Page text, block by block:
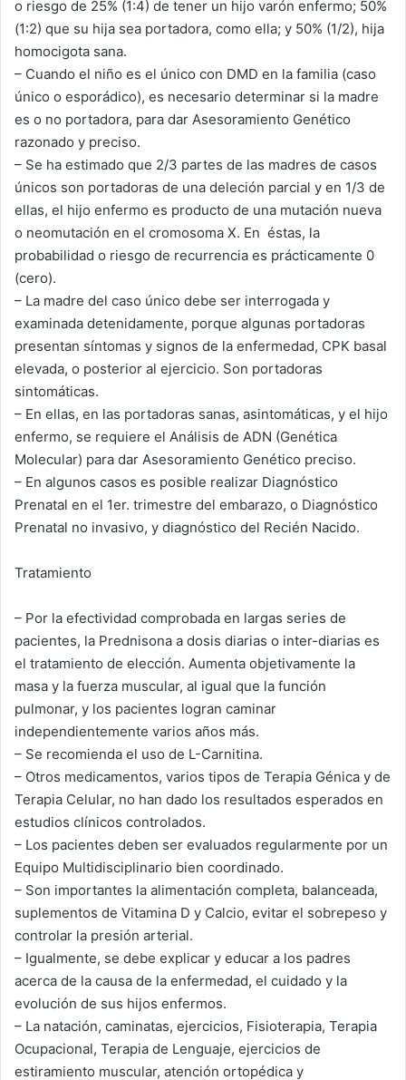
o riesgo de 25% (1:4) de tener un hijo varón enfermo; 50%
(1:2) que su hija sea portadora, como ella; y 50% (1/2), hija
homocigota sana.
– Cuando el niño es el único con DMD en la familia (caso
único o esporádico), es necesario determinar si la madre
es o no portadora, para dar Asesoramiento Genético
razonado y preciso.
– Se ha estimado que 2/3 partes de las madres de casos
únicos son portadoras de una deleción parcial y en 1/3 de
ellas, el hijo enfermo es producto de una mutación nueva
o neomutación en el cromosoma X. En éstas, la
probabilidad o riesgo de recurrencia es prácticamente 0
(cero).
– La madre del caso único debe ser interrogada y
examinada detenidamente, porque algunas portadoras
presentan síntomas y signos de la enfermedad, CPK basal
elevada, o posterior al ejercicio. Son portadoras
sintomáticas.
– En ellas, en las portadoras sanas, asintomáticas, y el hijo
enfermo, se requiere el Análisis de ADN (Genética
Molecular) para dar Asesoramiento Genético preciso.
– En algunos casos es posible realizar Diagnóstico
Prenatal en el 1er. trimestre del embarazo, o Diagnóstico
Prenatal no invasivo, y diagnóstico del Recién Nacido.
Tratamiento
– Por la efectividad comprobada en largas series de
pacientes, la Prednisona a dosis diarias o inter-diarias es
el tratamiento de elección. Aumenta objetivamente la
masa y la fuerza muscular, al igual que la función
pulmonar, y los pacientes logran caminar
independientemente varios años más.
– Se recomienda el uso de L-Carnitina.
– Otros medicamentos, varios tipos de Terapia Génica y de
Terapia Celular, no han dado los resultados esperados en
estudios clínicos controlados.
– Los pacientes deben ser evaluados regularmente por un
Equipo Multidisciplinario bien coordinado.
– Son importantes la alimentación completa, balanceada,
suplementos de Vitamina D y Calcio, evitar el sobrepeso y
controlar la presión arterial.
– Igualmente, se debe explicar y educar a los padres
acerca de la causa de la enfermedad, el cuidado y la
evolución de sus hijos enfermos.
– La natación, caminatas, ejercicios, Fisioterapia, Terapia
Ocupacional, Terapia de Lenguaje, ejercicios de
estiramiento muscular, atención ortopédica y